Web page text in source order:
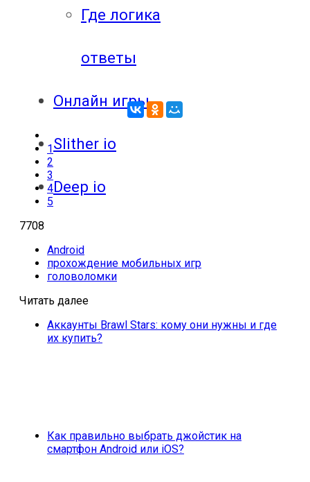
Где логика
ответы
Онлайн игры
Slither io
Deep io
1
2
3
4
5
7708
Android
прохождение мобильных игр
головоломки
Читать далее
Аккаунты Brawl Stars: кому они нужны и где
их купить?
Как правильно выбрать джойстик на
смартфон Android или iOS?